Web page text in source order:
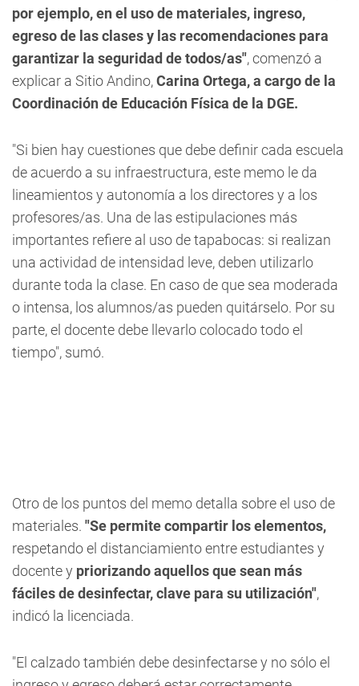
por ejemplo, en el uso de materiales, ingreso,
egreso de las clases y las recomendaciones para
garantizar la seguridad de todos/as", comenzó a
explicar a Sitio Andino,Carina Ortega, a cargo de la
Coordinación de Educación Física de la DGE.
"Si bien hay cuestiones que debe definir cada escuela
de acuerdo a su infraestructura, este memo le da
lineamientos y autonomía a los directores y a los
profesores/as. Una de las estipulaciones más
importantes refiere al uso de tapabocas: si realizan
una actividad de intensidad leve, deben utilizarlo
durante toda la clase. En caso de que sea moderada
o intensa, los alumnos/as pueden quitárselo. Por su
parte, el docente debe llevarlo colocado todo el
tiempo", sumó.
Otro de los puntos del memo detalla sobre el uso de
materiales. "Se permite compartir los elementos,
respetando el distanciamiento entre estudiantes y
docente y priorizando aquellos que sean más
fáciles de desinfectar, clave para su utilización",
indicó la licenciada.
"El calzado también debe desinfectarse y no sólo el